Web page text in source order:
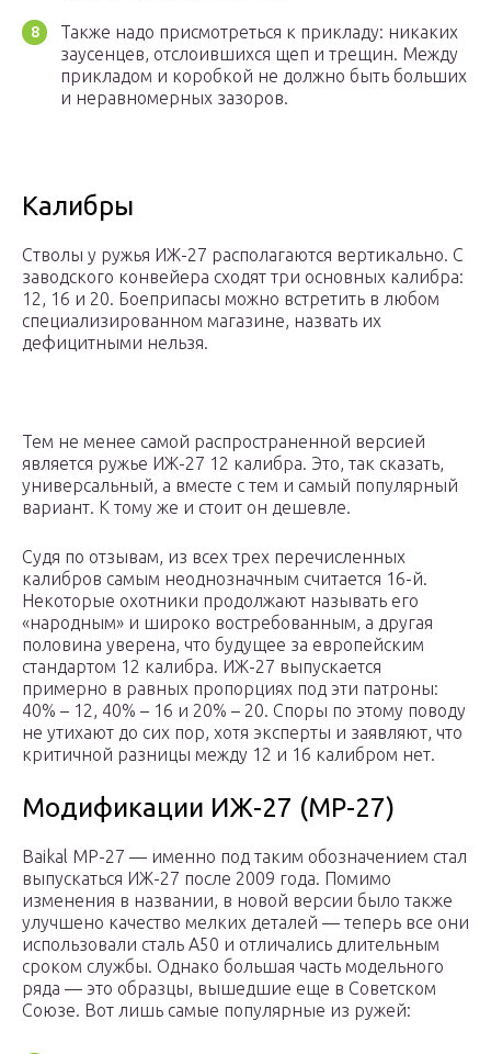
Также надо присмотреться к прикладу: никаких
заусенцев, отслоившихся щеп и трещин. Между
прикладом и коробкой не должно быть больших
и неравномерных зазоров.
Калибры
Стволы у ружья ИЖ-27 располагаются вертикально. С
заводского конвейера сходят три основных калибра:
12, 16 и 20. Боеприпасы можно встретить в любом
специализированном магазине, назвать их
дефицитными нельзя.
Тем не менее самой распространенной версией
является ружье ИЖ-27 12 калибра. Это, так сказать,
универсальный, а вместе с тем и самый популярный
вариант. К тому же и стоит он дешевле.
Судя по отзывам, из всех трех перечисленных
калибров самым неоднозначным считается 16-й.
Некоторые охотники продолжают называть его
«народным» и широко востребованным, а другая
половина уверена, что будущее за европейским
стандартом 12 калибра. ИЖ-27 выпускается
примерно в равных пропорциях под эти патроны:
40% – 12, 40% – 16 и 20% – 20. Споры по этому поводу
не утихают до сих пор, хотя эксперты и заявляют, что
критичной разницы между 12 и 16 калибром нет.
Модификации ИЖ-27 (МР-27)
Baikal MP-27 — именно под таким обозначением стал
выпускаться ИЖ-27 после 2009 года. Помимо
изменения в названии, в новой версии было также
улучшено качество мелких деталей — теперь все они
использовали сталь А50 и отличались длительным
сроком службы. Однако большая часть модельного
ряда — это образцы, вышедшие еще в Советском
Союзе. Вот лишь самые популярные из ружей: